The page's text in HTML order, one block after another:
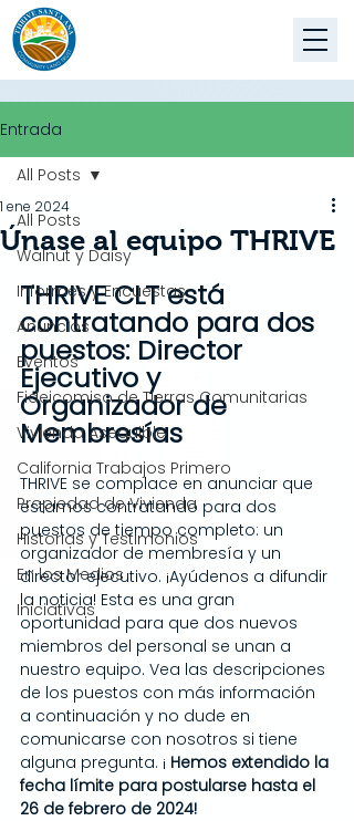
Entrada
All Posts
Walnut y Daisy
Informes y Encuestas
Anuncios
Eventos
Fideicomiso de Tierras Comunitarias
Vivienda Asequible
California Trabajos Primero
Propiedad de Vivienda
Historias y Testimonios
En los Medios
Iniciativas
All Posts
Únase al equipo THRIVE
1 ene 2024
THRIVE CLT está
contratando para dos
puestos: Director
Ejecutivo y
Organizador de
Membresías
THRIVE se complace en anunciar que
estamos contratando para dos
puestos de tiempo completo: un
organizador de membresía y un
director ejecutivo. ¡Ayúdenos a difundir
la noticia! Esta es una gran
oportunidad para que dos nuevos
miembros del personal se unan a
nuestro equipo. Vea las descripciones
de los puestos con más información
a continuación y no dude en
comunicarse con nosotros si tiene
alguna pregunta. ¡ Hemos extendido la
fecha límite para postularse hasta el
26 de febrero de 2024!